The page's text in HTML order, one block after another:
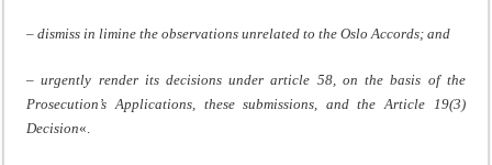
– dismiss in limine the observations unrelated to the Oslo Accords; and
– urgently render its decisions under article 58, on the basis of the
Prosecution’s Applications, these submissions, and the Article 19(3)
Decision«.